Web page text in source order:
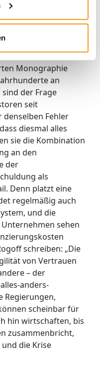
Während
Wirtschaftskrise
steigt gleichzeitig
dramatisch an.
und Kenneth
Monographie
an
der Frage
seit
Fehler
diesmal alles
sie die Kombination
an den
der
als
Denn platzt eine
regelmäßig auch
und die
sehen
schreiben: „Die
von Vertrauen
– der
anders-
Regierungen,
scheinbar für
hin wirtschaften, bis
zusammenbricht,
die Krise